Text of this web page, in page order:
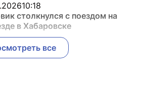
10:18
столкнулся с поездом на
в Хабаровске
все